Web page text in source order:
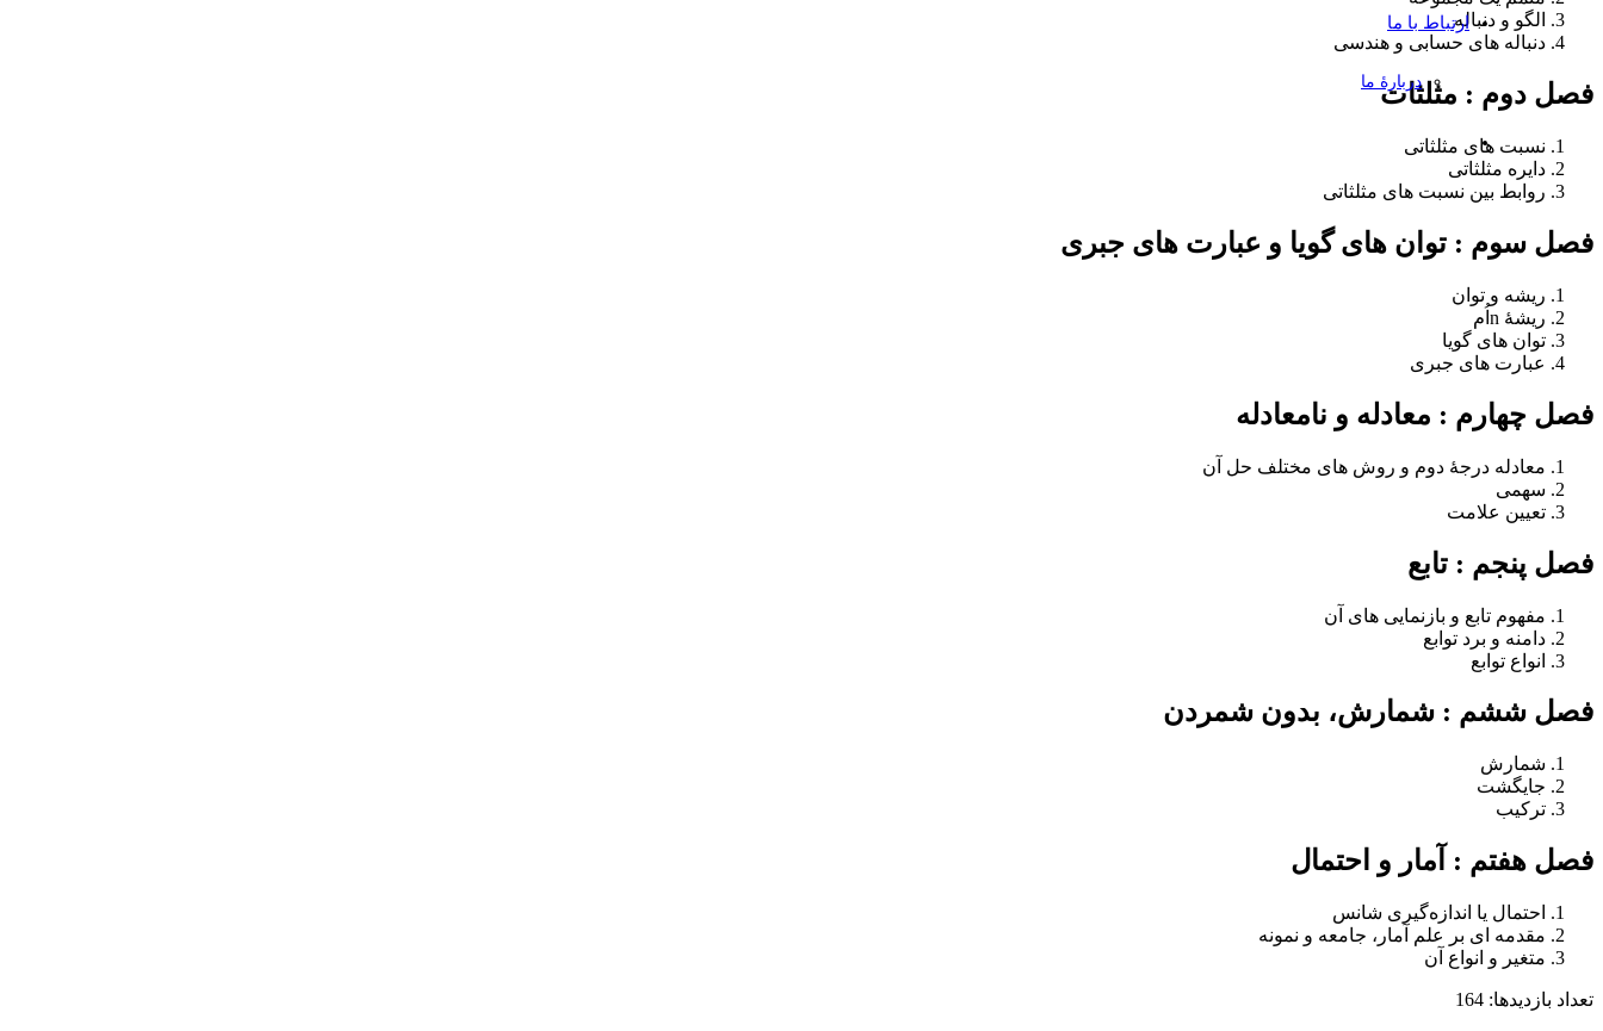
ارتباط با ما
دربارۀ ما
الگو و دنباله
دنباله های حسابی و هندسی
فصل دوم : مثلثات
نسبت های مثلثاتی
دایره مثلثاتی
روابط بین نسبت های مثلثاتی
فصل سوم : توان های گویا و عبارت های جبری
ریشه و توان
ریشۀ nاُم
توان های گویا
عبارت های جبری
فصل چهارم : معادله و نامعادله
معادله درجۀ دوم و روش های مختلف حل آن
سهمی
تعیین علامت
فصل پنجم : تابع
مفهوم تابع و بازنمایی های آن
دامنه و برد توابع
انواع توابع
فصل ششم : شمارش، بدون شمردن
شمارش
جایگشت
ترکیب
فصل هفتم : آمار و احتمال
احتمال یا اندازه‌گیری شانس
مقدمه ای بر علم آمار، جامعه و نمونه
متغیر و انواع آن
تعداد بازدیدها: 164